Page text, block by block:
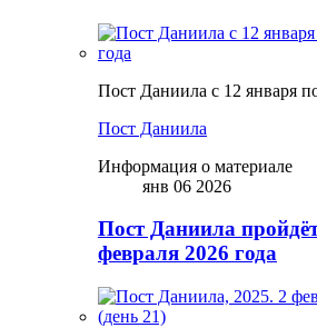
Пост Даниила с 12 января
Пост Даниила
Информация о материале
янв 06 2026
Пост Даниила
февраля 2026 года